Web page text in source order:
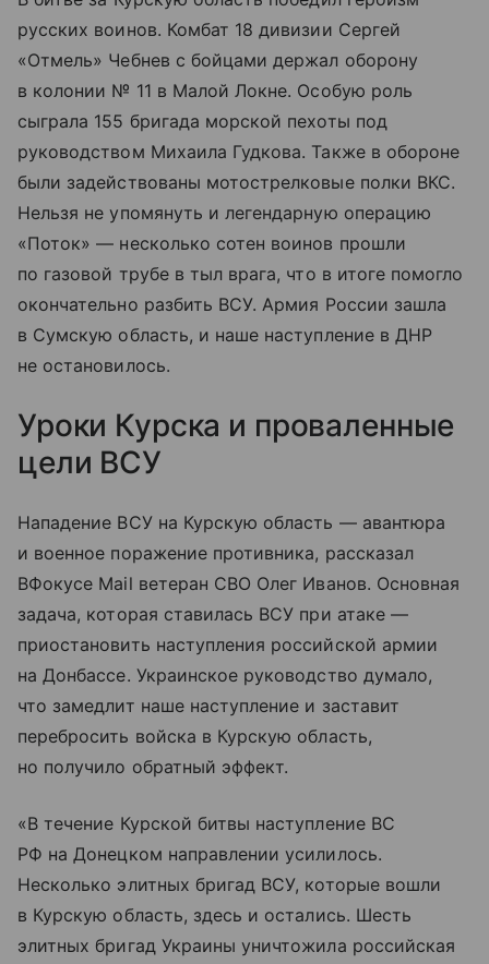
русских воинов. Комбат 18 дивизии Сергей
«Отмель» Чебнев с бойцами держал оборону
в колонии № 11 в Малой Локне. Особую роль
сыграла 155 бригада морской пехоты под
руководством Михаила Гудкова. Также в обороне
были задействованы мотострелковые полки ВКС.
Нельзя не упомянуть и легендарную операцию
«Поток» — несколько сотен воинов прошли
по газовой трубе в тыл врага, что в итоге помогло
окончательно разбить ВСУ. Армия России зашла
в Сумскую область, и наше наступление в ДНР
не остановилось.
Уроки Курска и проваленные
цели ВСУ
Нападение ВСУ на Курскую область — авантюра
и военное поражение противника, рассказал
ВФокусе Mail ветеран СВО Олег Иванов. Основная
задача, которая ставилась ВСУ при атаке —
приостановить наступления российской армии
на Донбассе. Украинское руководство думало,
что замедлит наше наступление и заставит
перебросить войска в Курскую область,
но получило обратный эффект.
«В течение Курской битвы наступление ВС
РФ на Донецком направлении усилилось.
Несколько элитных бригад ВСУ, которые вошли
в Курскую область, здесь и остались. Шесть
элитных бригад Украины уничтожила российская